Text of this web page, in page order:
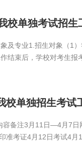
校单独考试招生
及专业1.招生对象（1
结束后，学校对考生报
校单独招生考试
备注3月11日—4月7日
准考证4月12日考试4